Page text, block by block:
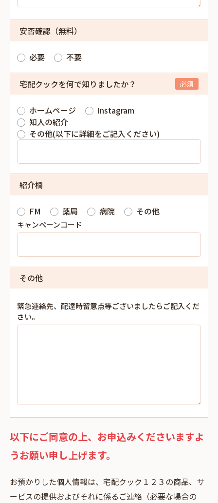
安否確認（無料）
必要 不要
宅配クックを何で知りましたか？
ホームページ
Instagram
知人の紹介
その他(以下に詳細をご記入ください)
紹介欄
FM 薬局 病院 その他
キャンペーンコード
その他
緊急連絡先、配達時留意点等ございましたらご記入くだ
さい。
以下にご同意の上、お申込みくださいますよ
うお願い申し上げます。
お預かりした個⼈情報は、宅配クック１２３の商品、サ
ービスの提供およびそれに係るご連絡（必要な場合の